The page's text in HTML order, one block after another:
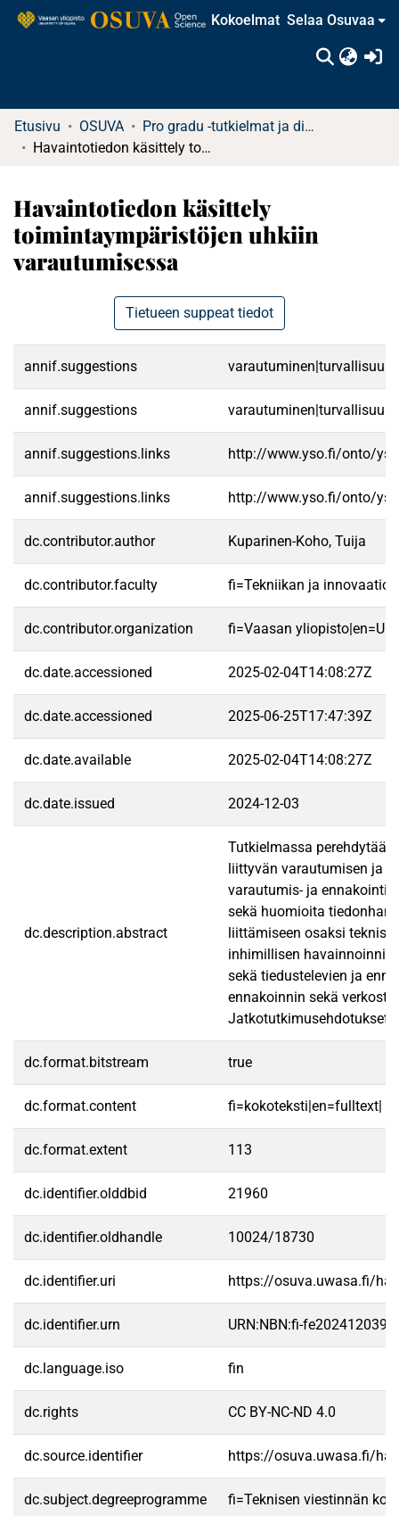
Kokoelmat Selaa Osuvaa
Etusivu OSUVA
Pro gradu -tutkielmat ja diplomityöt
Havaintotiedon käsittely toimintaympäristöjen uhkiin varautumisessa
Havaintotiedon käsittely
toimintaympäristöjen uhkiin
varautumisessa
Tietueen suppeat tiedot
annif.suggestions
annif.suggestions
annif.suggestions.links http://www.yso.fi/onto/
annif.suggestions.links http://www.yso.fi/onto/
dc.contributor.author Kuparinen-Koho, Tuija
dc.contributor.faculty fi=Tekniikan ja
dc.contributor.organization fi=Vaasan
dc.date.accessioned 2025-02-04T14:08:27Z
dc.date.accessioned 2025-06-25T17:47:39Z
dc.date.available 2025-02-04T14:08:27Z
dc.date.issued 2024-12-03
dc.description.abstract
Tutkielmassa
liittyvän varautumisen ja
varautumis- ja
sekä huomioita
liittämiseen osaksi
inhimillisen havainnoinnin
sekä tiedustelevien ja
ennakoinnin sekä
Jatkotutkimusehdotukset
dc.format.bitstream true
dc.format.content fi=kokoteksti|en=fulltext|
dc.format.extent 113
dc.identifier.olddbid 21960
dc.identifier.oldhandle 10024/18730
dc.identifier.uri https://osuva.uwasa.fi/
dc.identifier.urn URN:NBN:fi-
dc.language.iso fin
dc.rights CC BY-NC-ND 4.0
dc.source.identifier https://osuva.uwasa.fi/
dc.subject.degreeprogramme fi=Teknisen viestinnän